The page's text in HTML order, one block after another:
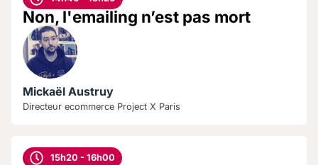
Non, l'emailing n’est pas mort
Mickaël Austruy
Directeur ecommerce Project X Paris
15h20 - 16h00